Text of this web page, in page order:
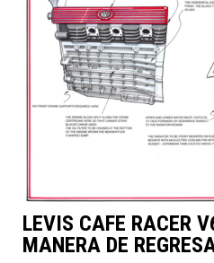
LEVIS CAFE RACER
MANERA DE